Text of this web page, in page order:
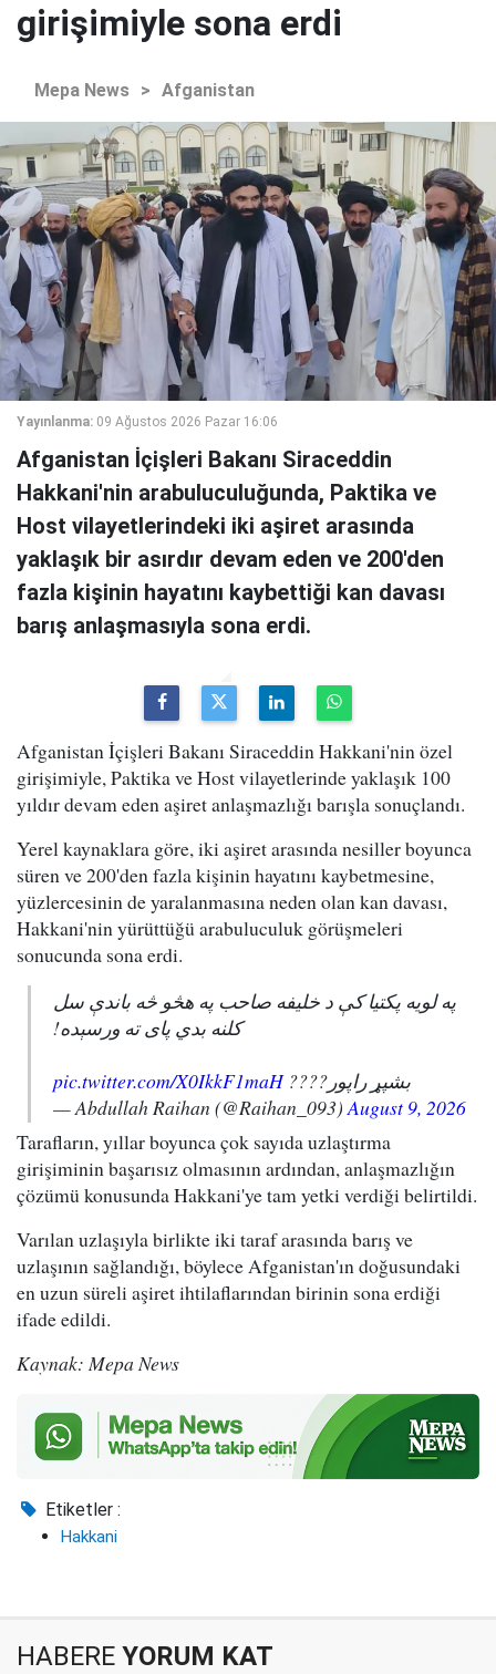
girişimiyle sona erdi
Mepa News > Afganistan
Yayınlanma: 09 Ağustos 2026 Pazar 16:06
Afganistan İçişleri Bakanı Siraceddin
Hakkani'nin arabuluculuğunda, Paktika ve
Host vilayetlerindeki iki aşiret arasında
yaklaşık bir asırdır devam eden ve 200'den
fazla kişinin hayatını kaybettiği kan davası
barış anlaşmasıyla sona erdi.
Afganistan İçişleri Bakanı Siraceddin Hakkani'nin özel
girişimiyle, Paktika ve Host vilayetlerinde yaklaşık 100
yıldır devam eden aşiret anlaşmazlığı barışla sonuçlandı.
Yerel kaynaklara göre, iki aşiret arasında nesiller boyunca
süren ve 200'den fazla kişinin hayatını kaybetmesine,
yüzlercesinin de yaralanmasına neden olan kan davası,
Hakkani'nin yürüttüğü arabuluculuk görüşmeleri
sonucunda sona erdi.
په لویه پکتیا کې د خلیفه صاحب په هڅو څه باندې سل
کلنه بدي پای ته ورسېده!
بشپړ راپور????pic.twitter.com/X0IkkF1maH
— Abdullah Raihan (@Raihan_093) August 9, 2026
Tarafların, yıllar boyunca çok sayıda uzlaştırma
girişiminin başarısız olmasının ardından, anlaşmazlığın
çözümü konusunda Hakkani'ye tam yetki verdiği belirtildi.
Varılan uzlaşıyla birlikte iki taraf arasında barış ve
uzlaşının sağlandığı, böylece Afganistan'ın doğusundaki
en uzun süreli aşiret ihtilaflarından birinin sona erdiği
ifade edildi.
Kaynak: Mepa News
Etiketler :
Hakkani
HABERE YORUM KAT